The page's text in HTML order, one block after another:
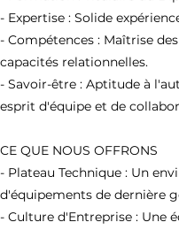
- Expertise : Solide
- Compétences : Maîtrise
capacités relationnelles.
- Savoir-être : Aptitude à
esprit d'équipe et de
CE QUE NOUS OFFRONS
- Plateau Technique : Un
d'équipements de dernière
- Culture d'Entreprise : Une